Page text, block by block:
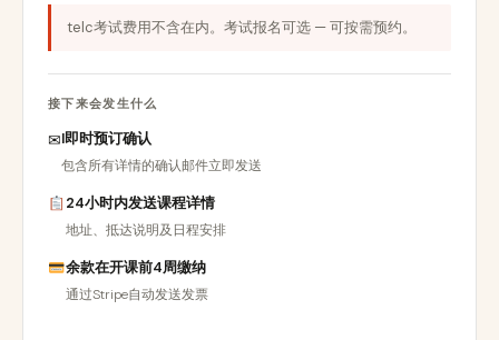
telc考试费用不含在内。考试报名可选 — 可按需预约。
接下来会发生什么
✉I即时预订确认
包含所有详情的确认邮件立即发送
24小时内发送课程详情
地址、抵达说明及日程安排
余款在开课前4周缴纳
通过Stripe自动发送发票